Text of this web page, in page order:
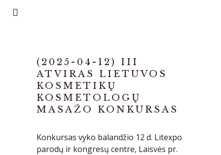
(2025-04-12) III
ATVIRAS LIETUVOS
KOSMETIKŲ
KOSMETOLOGŲ
MASAŽO KONKURSAS
Konkursas vyko balandžio 12 d. Litexpo
parodų ir kongresų centre, Laisvės pr.